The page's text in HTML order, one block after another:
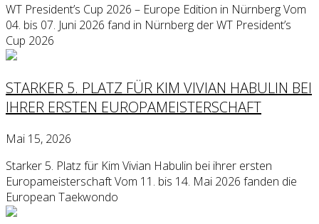
WT President’s Cup 2026 – Europe Edition in Nürnberg Vom
04. bis 07. Juni 2026 fand in Nürnberg der WT President’s
Cup 2026
STARKER 5. PLATZ FÜR KIM VIVIAN HABULIN BEI
IHRER ERSTEN EUROPAMEISTERSCHAFT
Mai 15, 2026
Starker 5. Platz für Kim Vivian Habulin bei ihrer ersten
Europameisterschaft Vom 11. bis 14. Mai 2026 fanden die
European Taekwondo